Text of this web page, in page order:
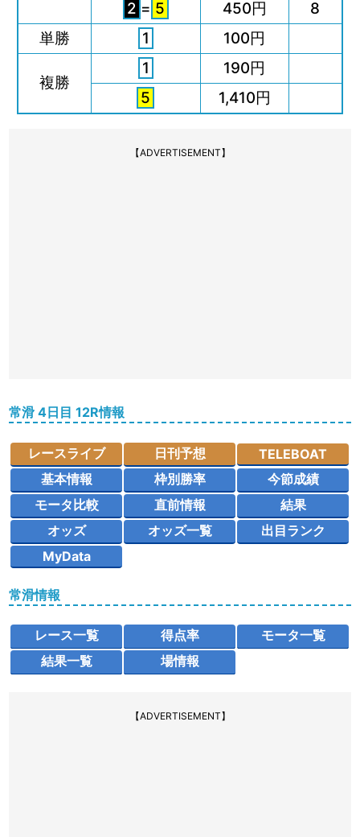
2 = 5 450円
8
単勝
1 100円
複勝
1
190円
5
1,410円
【ADVERTISEMENT】
常滑 4日目 12R情報
レースライブ 日刊予想
TELEBOAT
基本情報
枠別勝率
今節成績
モータ比較
直前情報
結果
オッズ
オッズ一覧
出目ランク
MyData
常滑情報
レース一覧 得点率
モータ一覧
結果一覧
場情報
【ADVERTISEMENT】